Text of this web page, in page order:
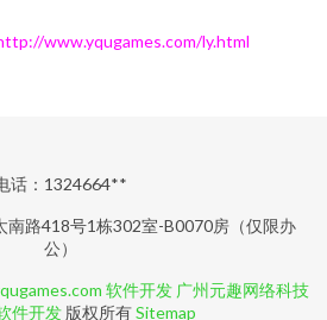
www.yqugames.com/ly.html
话：1324664**
南路418号1栋302室-B0070房（仅限办
公）
软件开发 广州元趣网络科技
件开发 版权所有Sitemap